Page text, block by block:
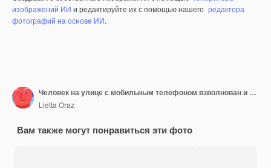
изображений ИИ и редактируйте их с помощью нашего редактора
фотографий на основе ИИ.
Человек на улице с мобильным телефоном взволнован и выражение удивления не может в это поверить
Lietta Oraz
Вам также могут понравиться эти фото